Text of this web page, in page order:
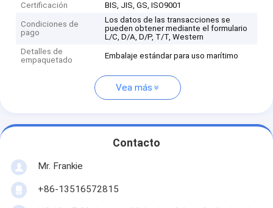
Certificación BIS, JIS, GS, ISO9001
Condiciones de
pago
Los datos de las transacciones se
pueden obtener mediante el formulario
L/C, D/A, D/P, T/T, Western
Detalles de
empaquetado
Embalaje estándar para uso marítimo
Vea más
Contacto
Mr. Frankie
+86-13516572815